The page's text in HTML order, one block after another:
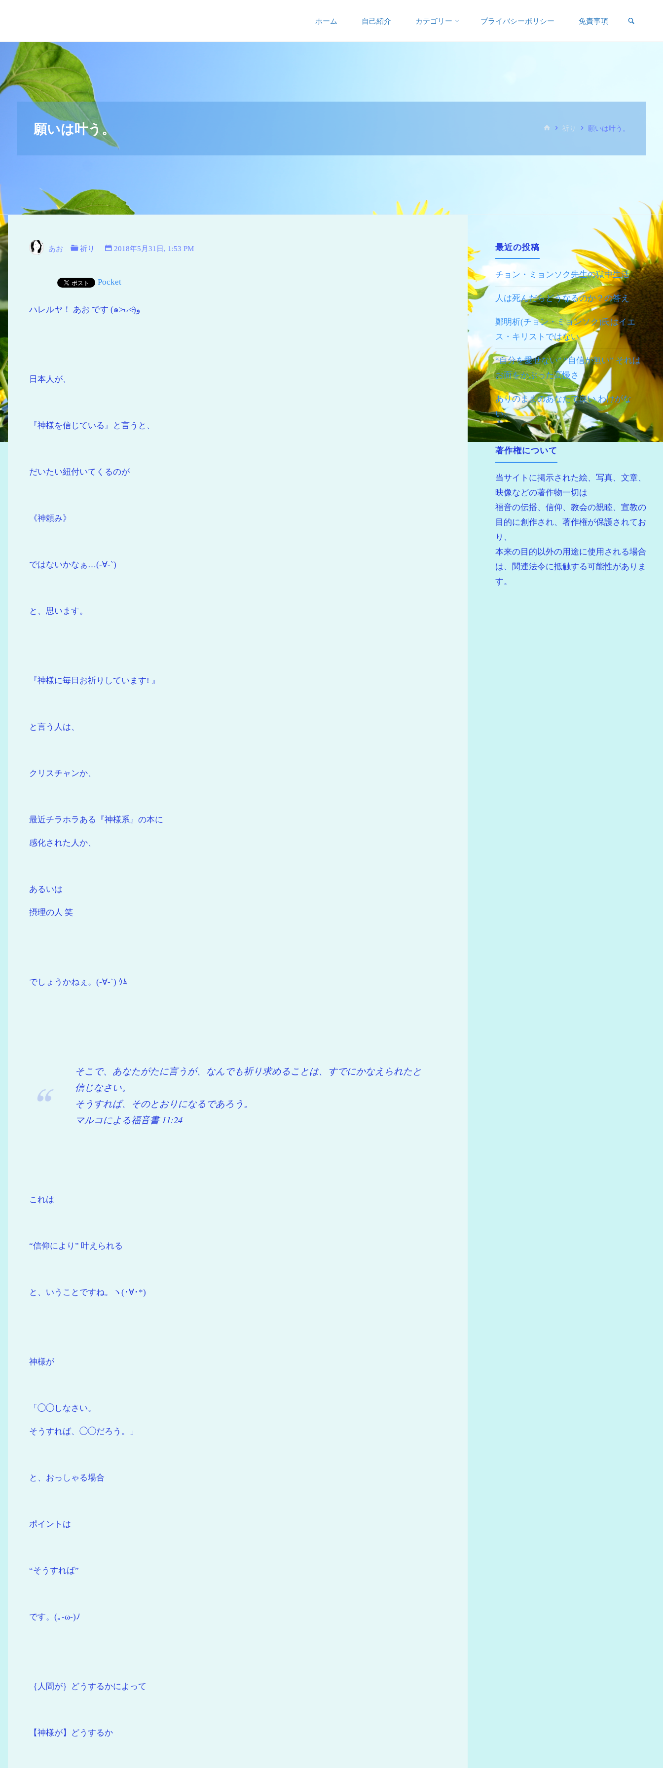
ス
ト
教
福
青
ホーム 自己紹介 カテゴリー プライバシーポリシー 免責事項
願いは叶う。 祈り 願いは叶う。
あお 祈り 2018年5月31日, 1:53 PM
Pocket
ハレルヤ！ あお です (๑˃̵ᴗ˂̵)و
日本人が、
『神様を信じている』と言うと、
だいたい紐付いてくるのが
《神頼み》
ではないかなぁ…(-∀-`)
と、思います。
『神様に毎日お祈りしています! 』
と言う人は、
クリスチャンか、
最近チラホラある『神様系』の本に
感化された人か、
あるいは
摂理の人 笑
でしょうかねぇ。(-∀-`) ｳﾑ
そこで、あなたがたに言うが、なんでも祈り求めることは、すでにかなえられたと
信じなさい。
そうすれば、そのとおりになるであろう。
マルコによる福音書 11:24
これは
“信仰により” 叶えられる
と、いうことですね。ヽ(･∀･*)
神様が
「◯◯しなさい。
そうすれば、◯◯だろう。」
と、おっしゃる場合
ポイントは
“そうすれば”
です。(｡-ω-)ﾉ
｛人間が｝どうするかによって
【神様が】どうするか
最近の投稿
チョン・ミョンソク先生の獄中生活
人は死んだらどうなるのか？の答え
鄭明析(チョン・ミョンソク)氏はイエ
ス・キリストではない
“自分を愛せない” “自信が無い” それは
お面をかぶった高慢さ
ありのままのあなたで良い わけがな
い。
著作権について
当サイトに掲示された絵、写真、文章、
映像などの著作物一切は
福音の伝播、信仰、教会の親睦、宣教の
目的に創作され、著作権が保護されてお
り、
本来の目的以外の用途に使用される場合
は、関連法令に抵触する可能性がありま
す。